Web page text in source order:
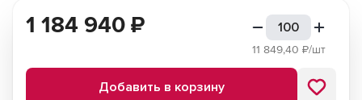
1 184 940 ₽
11 849,40 ₽/шт
Добавить в корзину